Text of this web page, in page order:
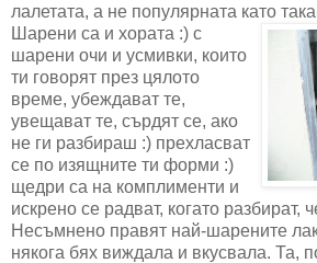
лалетата, а не популярната като
Шарени са и хората :) с
шарени очи и усмивки, които
ти говорят през цялото
време, убеждават те,
увещават те, сърдят се, ако
не ги разбираш :) прехласват
се по изящните ти форми :)
щедри са на комплименти и
искрено се радват, когато разбират,
Несъмнено правят най-шарените
някога бях виждала и вкусвала. Та,